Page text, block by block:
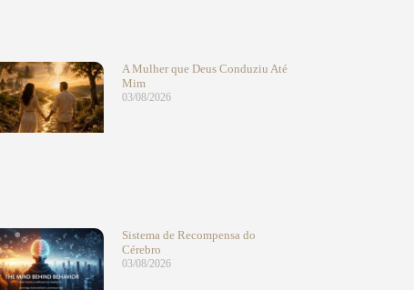
A Mulher que Deus Conduziu Até
Mim
03/08/2026
Sistema de Recompensa do
Cérebro
03/08/2026